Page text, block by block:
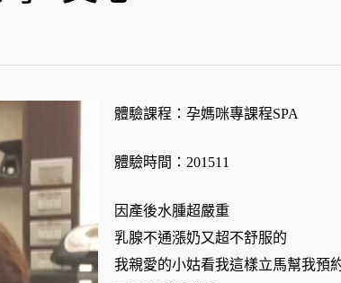
體驗課程：孕媽咪專課程SPA
體驗時間：201511
因產後水腫超嚴重
乳腺不通漲奶又超不舒服的
我親愛的小姑看我這樣立馬幫我預